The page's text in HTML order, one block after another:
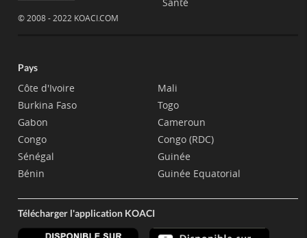
© 2008 - 2022 KOACI.COM
Pays
Côte d'Ivoire
Burkina Faso
Gabon
Congo
Sénégal
Bénin
Mali
Togo
Cameroun
Congo (RDC)
Guinée
Guinée Equatorial
Télécharger l'application KOACI